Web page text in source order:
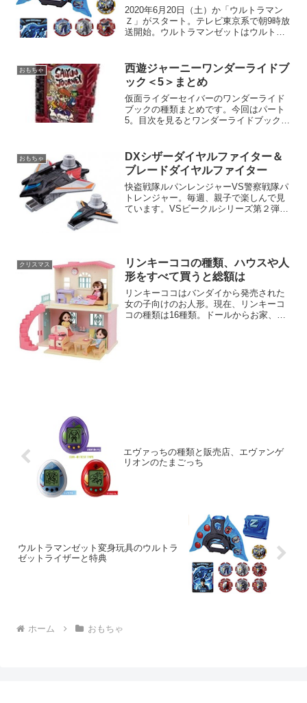
2020年6月20日（土）か「ウルトラマン
Ｚ」がスタート。テレビ東京系で朝9時放
送開始。ウルトラマンゼットはウルトラ
トラマンゼロで登場するおもちゃを紹介
します。ウルトラゼットライザー（変身
するときのアイテム）など。
おもちゃ
西遊ジャーニーワンダーライドブ
ック＜5＞まとめ
仮面ライダーセイバーのワンダーライド
ブックの種類まとめです。今回はパート
5。目次を見るとワンダーライドブックが
おもちゃ
DXシザーダイヤルファイター＆
ブレードダイヤルファイター
快盗戦隊ルパンレンジャーVS警察戦隊パ
トレンジャー。毎週、親子で楽しんで見
ています。VSビークルシリーズ第２弾が
クリスマス
リンキーココの種類、ハウスや人
形をすべて買うと総額は
リンキーココはバンダイから発売された
女の子向けのお人形。現在、リンキーコ
コの種類は16種類。ドールからお家、生
エヴァっちの種類と販売店、エヴァンゲ
リオンのたまごっち
ウルトラマンゼット変身玩具のウルトラ
ゼットライザーと特典
ホーム おもちゃ